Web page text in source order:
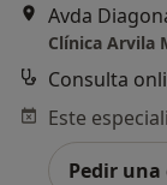
Avda
Clínica Arvila
Consulta
Pedir una